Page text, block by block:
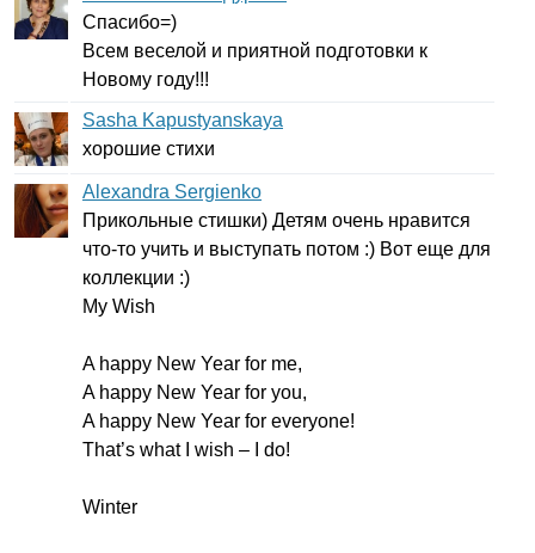
Спасибо=)
Всем веселой и приятной подготовки к
Новому году!!!
Sasha Kapustyanskaya
хорошие стихи
Alexandra Sergienko
Прикольные стишки) Детям очень нравится
что-то учить и выступать потом :) Вот еще для
коллекции :)
My Wish
A happy New Year for me,
A happy New Year for you,
A happy New Year for everyone!
That’s what wish – do!
Winter